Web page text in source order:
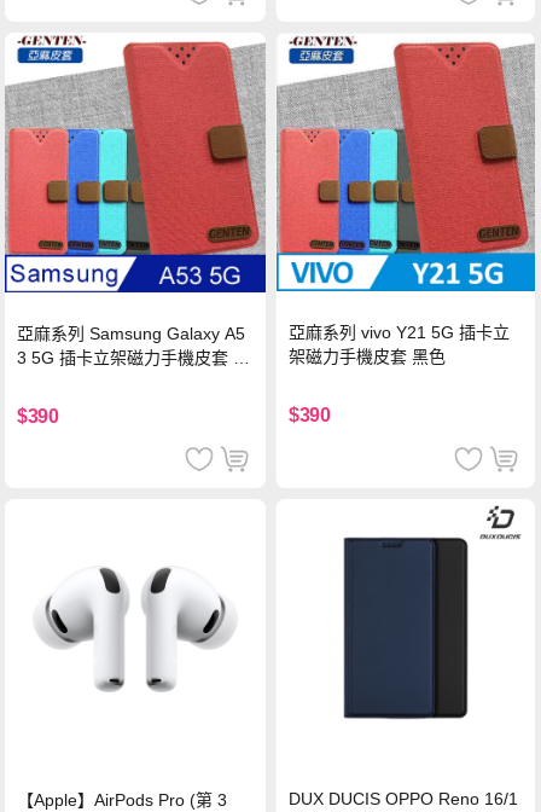
亞麻系列 Samsung Galaxy A5
3 5G 插卡立架磁力手機皮套 藍
$390
亞麻系列 vivo Y21 5G 插卡立
架磁力手機皮套 黑色
$390
【Apple】AirPods Pro (第 3
DUX DUCIS OPPO Reno 16/1